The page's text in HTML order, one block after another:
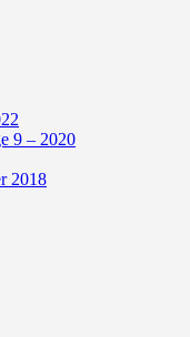
9 – 2020
2018